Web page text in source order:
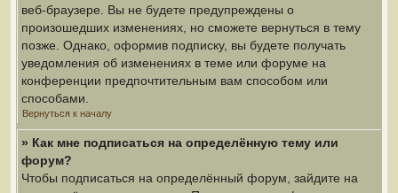
веб-браузере. Вы не будете предупреждены о
произошедших изменениях, но сможете вернуться в тему
позже. Однако, оформив подписку, вы будете получать
уведомления об изменениях в теме или форуме на
конференции предпочтительным вам способом или
способами.
Вернуться к началу
» Как мне подписаться на определённую тему или
форум?
Чтобы подписаться на определённый форум, зайдите на